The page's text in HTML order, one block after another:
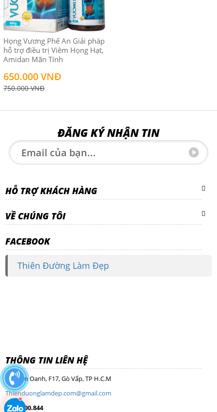
Họng Vương Phế An Giải pháp
hỗ trợ điều trị Viêm Họng Hạt,
Amidan Mãn Tính
650.000 VNĐ
750.000 VNĐ
ĐĂNG KÝ NHẬN TIN
HỖ TRỢ KHÁCH HÀNG
VỀ CHÚNG TÔI
FACEBOOK
Thiên Đường Làm Đẹp
THÔNG TIN LIÊN HỆ
Nguyễn Oanh, F17, Gò Vấp, TP H.C.M
Thienduonglamdep.com@gmail.com
0968.100.844